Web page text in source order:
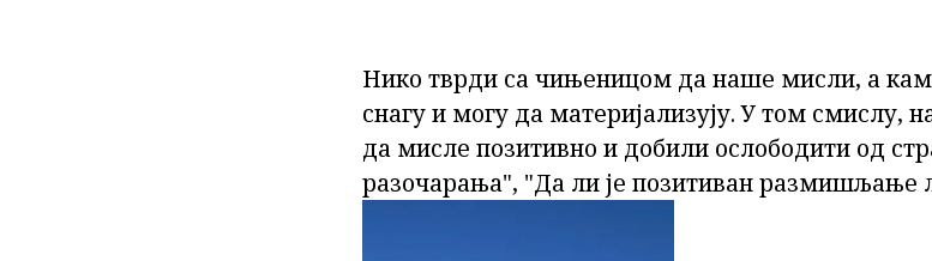
Нико тврди са чињеницом да наше мисли, а
снагу и могу да материјализују. У том смислу,
да мисле позитивно и добили ослободити од
разочарања", "Да ли је позитиван размишљање